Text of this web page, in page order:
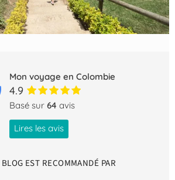
Mon voyage en Colombie
4.9
Basé sur 64 avis
Lires les avis
EST RECOMMANDÉ PAR